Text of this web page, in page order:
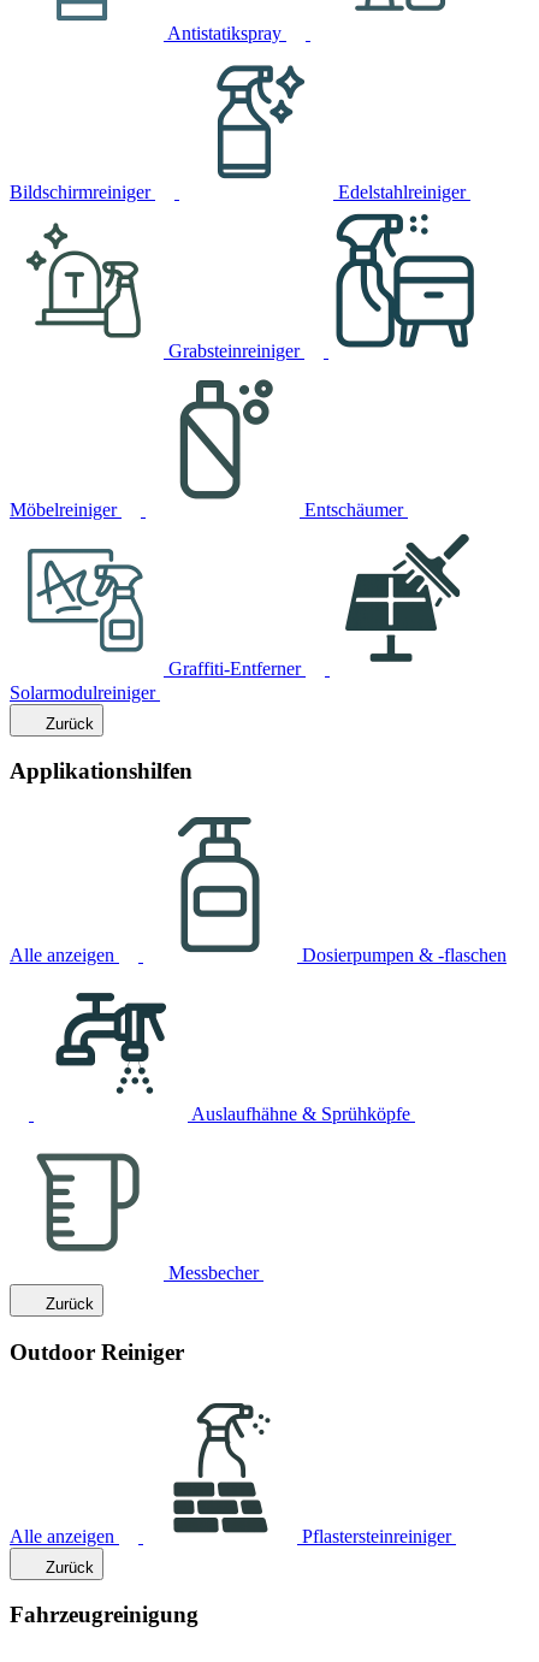
Antistatikspray
Bildschirmreiniger Edelstahlreiniger
Grabsteinreiniger
Möbelreiniger Entschäumer
Graffiti-Entferner
Solarmodulreiniger
Zurück
Applikationshilfen
Alle anzeigen Dosierpumpen & -flaschen
Auslaufhähne & Sprühköpfe
Messbecher
Zurück
Outdoor Reiniger
Alle anzeigen Pflastersteinreiniger
Zurück
Fahrzeugreinigung